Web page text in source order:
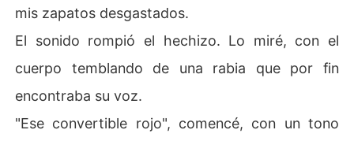
mis zapatos desgastados.
El sonido rompió el hechizo. Lo miré, con el
cuerpo temblando de una rabia que por fin
encontraba su voz.
"Ese convertible rojo", comencé, con un tono